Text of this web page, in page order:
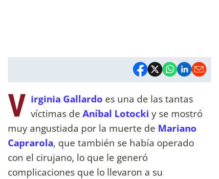
V irginia Gallardo es una de las tantas
víctimas de Aníbal Lotocki y se mostró
muy angustiada por la muerte de Mariano
Caprarola, que también se había operado
con el cirujano, lo que le generó
complicaciones que lo llevaron a su